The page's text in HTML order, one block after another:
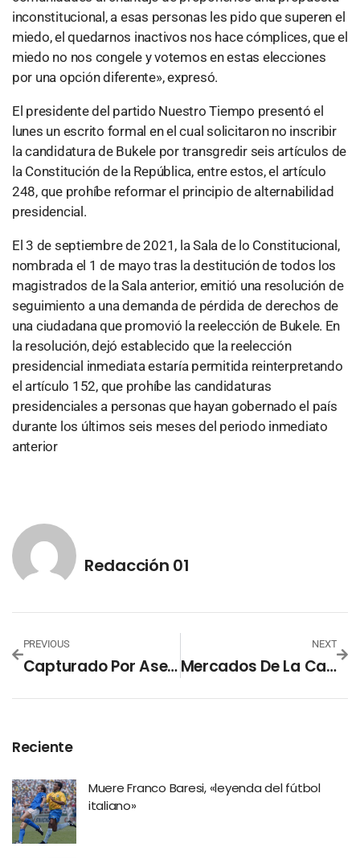
inconstitucional, a esas personas les pido que superen el
miedo, el quedarnos inactivos nos hace cómplices, que el
miedo no nos congele y votemos en estas elecciones
por una opción diferente», expresó.
El presidente del partido Nuestro Tiempo presentó el
lunes un escrito formal en el cual solicitaron no inscribir
la candidatura de Bukele por transgredir seis artículos de
la Constitución de la República, entre estos, el artículo
248, que prohíbe reformar el principio de alternabilidad
presidencial.
El 3 de septiembre de 2021, la Sala de lo Constitucional,
nombrada el 1 de mayo tras la destitución de todos los
magistrados de la Sala anterior, emitió una resolución de
seguimiento a una demanda de pérdida de derechos de
una ciudadana que promovió la reelección de Bukele. En
la resolución, dejó establecido que la reelección
presidencial inmediata estaría permitida reinterpretando
el artículo 152, que prohíbe las candidaturas
presidenciales a personas que hayan gobernado el país
durante los últimos seis meses del periodo inmediato
anterior
Redacción 01
PREVIOUS
Capturado Por Asesinato De Niña De La Campanera Seguirá Detenido.
NEXT
Mercados De La Capital Listos Para Honrar A Los Fieles Difuntos
Reciente
Muere Franco Baresi, «leyenda del fútbol
italiano»